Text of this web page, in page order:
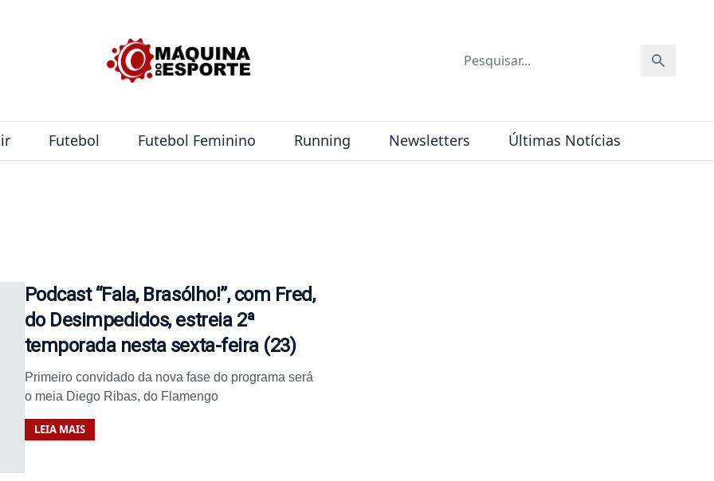
Futebol Futebol Feminino Running Newsletters Últimas Notícias
Podcast “Fala, Brasólho!”, com Fred,
do Desimpedidos, estreia 2ª
temporada nesta sexta-feira (23)
Primeiro convidado da nova fase do programa será
o meia Diego Ribas, do Flamengo
LEIA MAIS